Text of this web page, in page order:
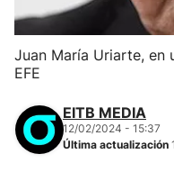
Juan María Uriarte, en
EFE
EITB MEDIA
12/02/2024 - 15:37
Última actualización